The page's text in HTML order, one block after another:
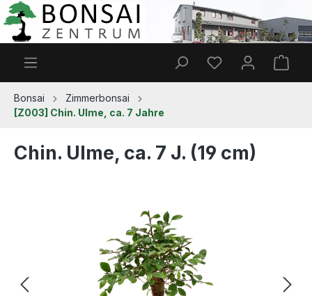
Zum Hauptinhalt springen
Du hast 0
Bonsai
Zimmerbonsai
[Z003] Chin. Ulme, ca. 7 Jahre
Chin. Ulme, ca. 7 J. (19 cm)